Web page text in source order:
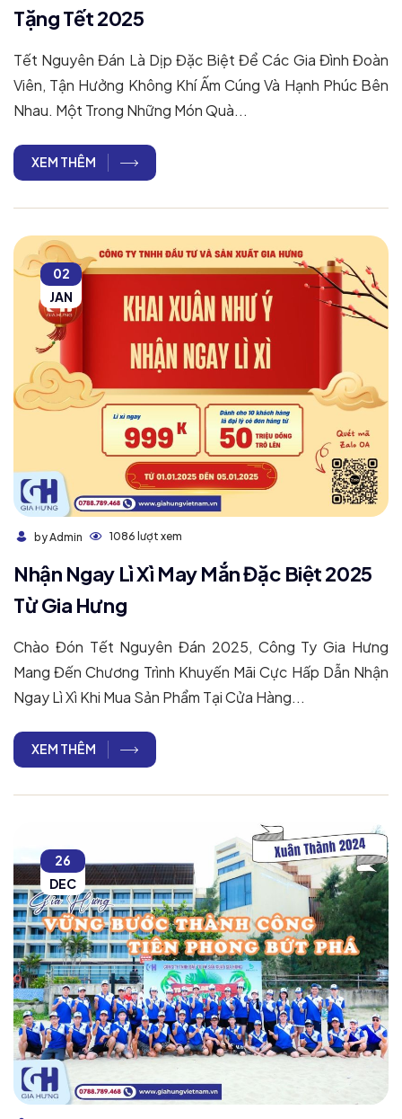
Tặng Tết 2025
Tết Nguyên Đán Là Dịp Đặc Biệt Để Các Gia Đình Đoàn
Viên, Tận Hưởng Không Khí Ấm Cúng Và Hạnh Phúc Bên
Nhau. Một Trong Những Món Quà...
XEM THÊM
02
JAN
by Admin 1086 lượt xem
Nhận Ngay Lì Xì May Mắn Đặc Biệt 2025
Từ Gia Hưng
Chào Đón Tết Nguyên Đán 2025, Công Ty Gia Hưng
Mang Đến Chương Trình Khuyến Mãi Cực Hấp Dẫn Nhận
Ngay Lì Xì Khi Mua Sản Phẩm Tại Cửa Hàng...
XEM THÊM
26
DEC